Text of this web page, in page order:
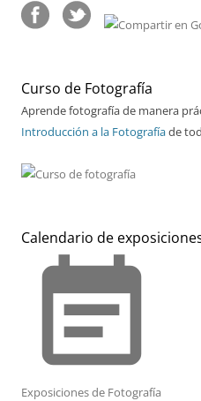
Curso de Fotografía
Aprende fotografía de manera
Introducción a la Fotografíade
Calendario de
event_note
Exposiciones de Fotografía